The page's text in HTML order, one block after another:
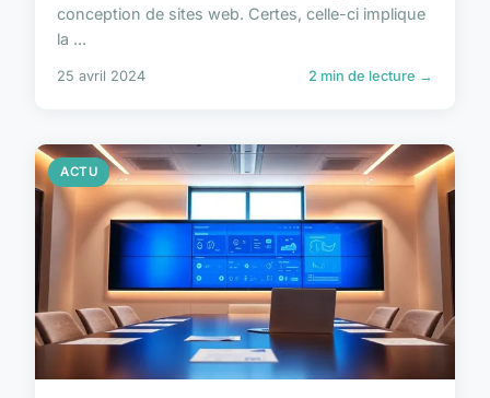
conception de sites web. Certes, celle-ci implique
la ...
25 avril 2024 2 min de lecture →
ACTU